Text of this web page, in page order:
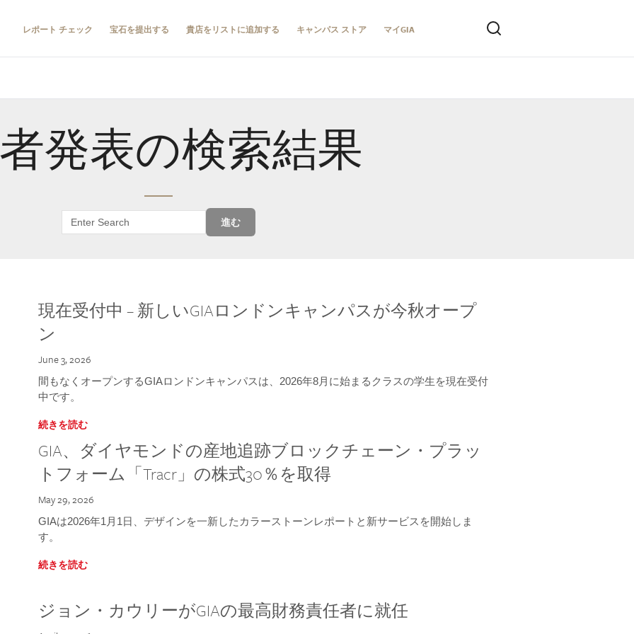
レポート チェック 宝石を提出する 貴店をリストに追加する キャンパス ストア マイGIA
発表の検索結果
進む
現在受付中 – 新しいGIAロンドンキャンパスが今秋オープ
ン
June 3, 2026
間もなくオープンするGIAロンドンキャンパスは、2026年8月に始まるクラスの学生を現在受付
中です。
続きを読む
GIA、ダイヤモンドの産地追跡ブロックチェーン・プラッ
トフォーム「Tracr」の株式30％を取得
May 29, 2026
GIAは2026年1月1日、デザインを一新したカラーストーンレポートと新サービスを開始しま
す。
続きを読む
ジョン・カウリーがGIAの最高財務責任者に就任